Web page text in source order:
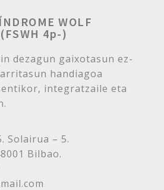
WOLF
4p-)
dezagun gaixotasun ez-
handiagoa
integratzaile eta
Solairua – 5.
Bilbao.